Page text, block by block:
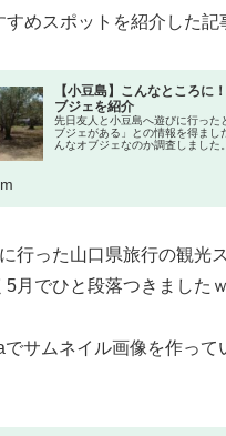
めスポットを紹介した記
【小豆島】こんなところに
ブジェを紹介
先日友人と小豆島へ遊びに行った
ブジェがある」との情報を得まし
んなオブジェなのか調査しました。
行った山口県旅行の観光
5月でひと段落つきましたｗ
サムネイル画像を作って